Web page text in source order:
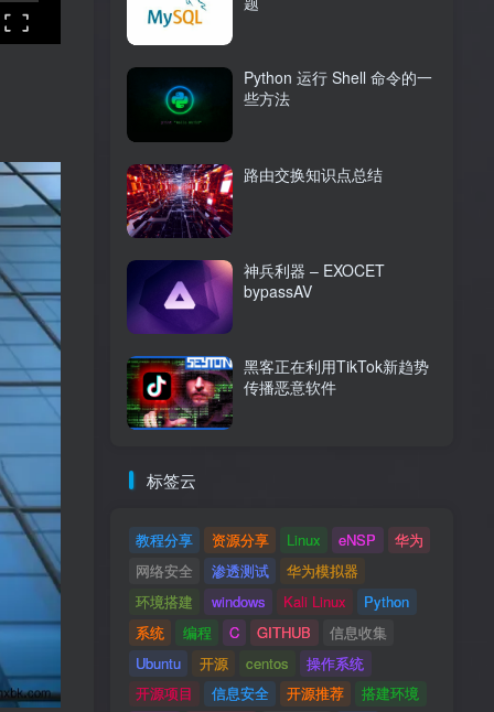
Python 运行 Shell 命令的一
些方法
路由交换知识点总结
神兵利器 – EXOCET
bypassAV
黑客正在利用TikTok新趋势
传播恶意软件
标签云
教程分享 资源分享 Linux eNSP
华为
网络安全
渗透测试
华为模拟器
环境搭建
windows Kali Linux
Python
系统
编程 C GITHUB
信息收集
Ubuntu
开源 centos
操作系统
开源项目
信息安全 开源推荐
搭建环境